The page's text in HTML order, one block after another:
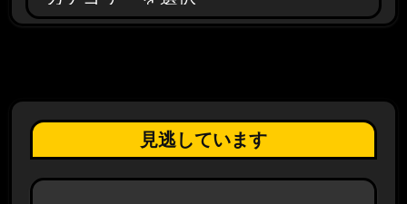
見逃しています